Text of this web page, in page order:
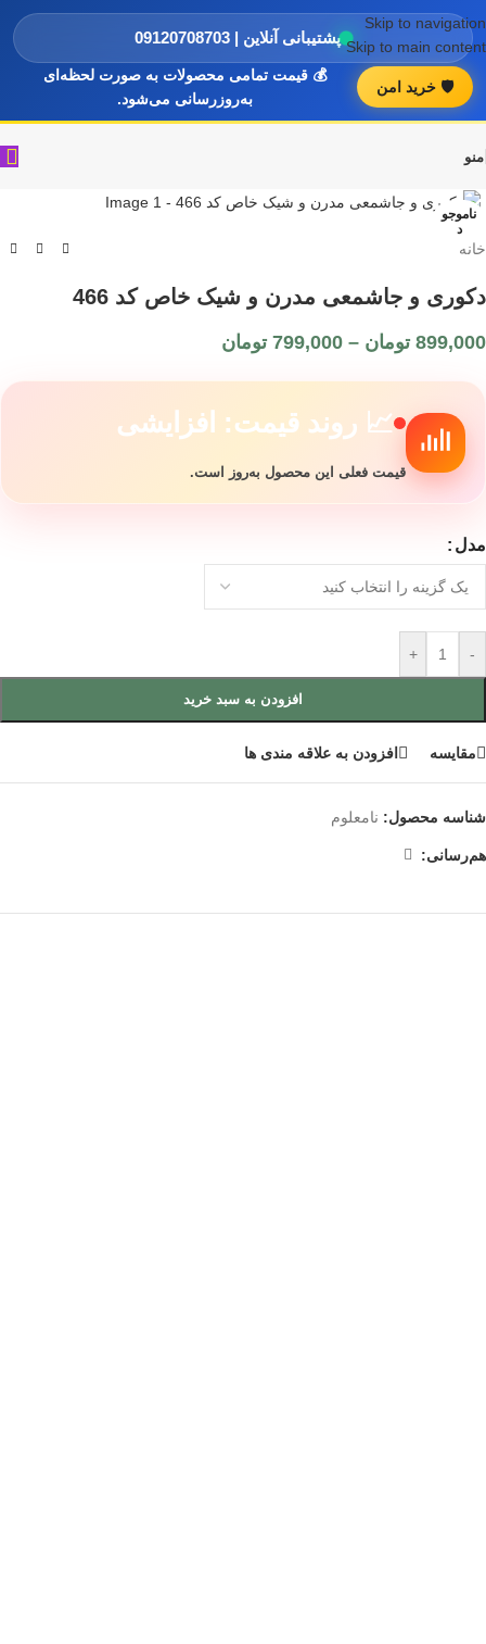
پشتیبانی آنلاین | 09120708703
💰 قیمت تمامی محصولات به صورت لحظه‌ای
به‌روزرسانی می‌شود.
🛡️ خرید امن
Skip to navigation
Skip to main content
منو
ناموجو
د
خانه
دکوری و جاشمعی مدرن و شیک خاص کد 466
899,000 تومان –
799,000 تومان
📈 روند قیمت: افزایشی
قیمت فعلی این محصول به‌روز است.
مدل
-
+
افزودن به سبد خرید
مقایسه افزودن به علاقه مندی ها
شناسه محصول: نامعلوم
هم‌رسانی: